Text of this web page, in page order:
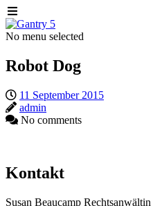
No menu selected
Robot Dog
11 September 2015
admin
No comments
Kontakt
Susan Beaucamp Rechtsanwältin